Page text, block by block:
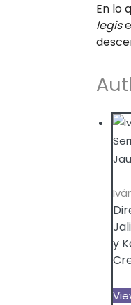
En lo
legis
y